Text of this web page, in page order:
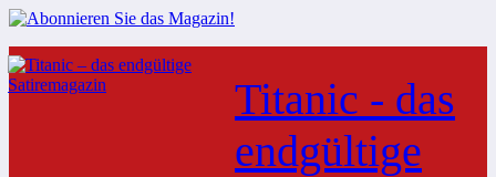
Zum
Inhalt
springen
Titanic - das
endgültige